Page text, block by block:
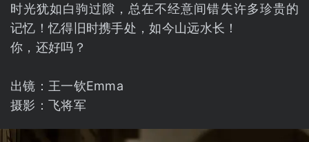
时光犹如白驹过隙，总在不经意间错失许多珍贵的
记忆！忆得旧时携手处，如今山远水长！
你，还好吗？
出镜：王一钦Emma
摄影：飞将军